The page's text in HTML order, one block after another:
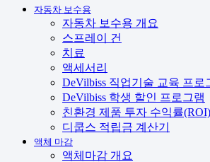
자동차 보수용
자동차 보수용 개요
스프레이 건
치료
액세서리
DeVilbiss 직업기술 교육 프로
DeVilbiss 학생 할인 프로그램
친환경 제품 투자 수익률(ROI)
디쿱스 적립금 계산기
액체 마감
액체마감 개요